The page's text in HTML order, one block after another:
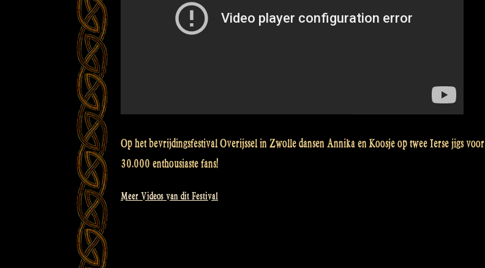
Op het bevrijdingsfestival Overijssel in Zwolle dansen Annika en Koosje op twee Ierse jigs voor
30.000 enthousiaste fans!
Meer Videos van dit Festival